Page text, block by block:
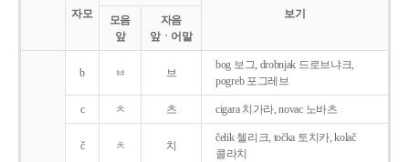
자모
보기
모음
앞
자음
앞ㆍ어말
b ㅂ 브
bog 보그, drobnjak 드로브냐크,
pogreb 포그레브
c ㅊ 츠 cigara 치가라, novac 노바츠
č ㅊ 치
čelik 첼리크, točka 토치카, kolač
콜라치